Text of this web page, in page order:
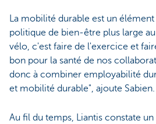
La mobilité durable est un
politique de bien-être plus large au
vélo, c'est faire de l'exercice et
bon pour la santé de nos
donc à combiner employabilité
et mobilité durable", ajoute Sabien.
Au fil du temps, Liantis constate